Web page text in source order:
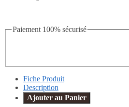
Paiement 100% sécurisé
Fiche Produit
Description
Ajouter au Panier